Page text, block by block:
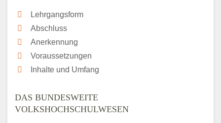
Lehrgangsform
Abschluss
Anerkennung
Voraussetzungen
Inhalte und Umfang
DAS BUNDESWEITE
VOLKSHOCHSCHULWESEN